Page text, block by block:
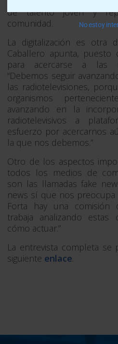
de talento joven y
comunidad.
La digitalización es otra
Caballero apunta, puesto
para acercarse a las
“Debemos seguir
las radiotelevisiones,
organismos
avanzando en la
radiotelevisivos a
esfuerzo por acercarnos
la que nos debemos.”
Otro de los aspectos
todos los medios de
son las llamadas fake
news sí que nos
Forta hay una comisión
trabaja analizando estas
cómo actuar.”
La entrevista completa
siguiente enlace.
No estoy